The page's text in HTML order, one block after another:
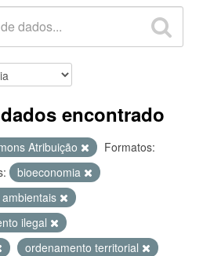
encontrado
Atribuição
Formatos:
bioeconomia
ilegal
ordenamento territorial